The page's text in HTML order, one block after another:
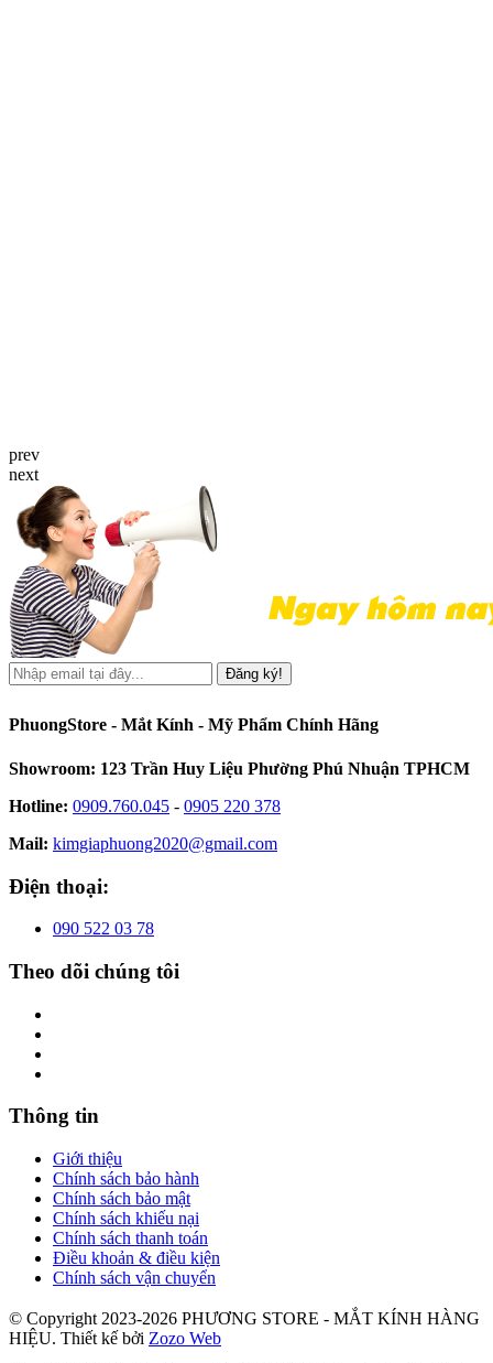
prev
next
Đăng ký!
PhuongStore - Mắt Kính - Mỹ Phẩm Chính Hãng
Showroom: 123 Trần Huy Liệu Phường Phú Nhuận TPHCM
Hotline: 0909.760.045 - 0905 220 378
Mail: kimgiaphuong2020@gmail.com
Điện thoại:
090 522 03 78
Theo dõi chúng tôi
Thông tin
Giới thiệu
Chính sách bảo hành
Chính sách bảo mật
Chính sách khiếu nại
Chính sách thanh toán
Điều khoản & điều kiện
Chính sách vận chuyển
© Copyright 2023-2026 PHƯƠNG STORE - MẮT KÍNH HÀNG
HIỆU. Thiết kế bởi Zozo Web